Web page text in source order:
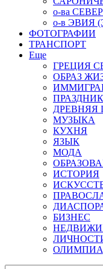
о-ва
о-в ЭВИЯ
ФОТОГРАФИИ
ТРАНСПОРТ
Еще
ГРЕЦИЯ
ОБРАЗ
ДРЕВНЯЯ
МУЗЫКА
КУХНЯ
ЯЗЫК
МОДА
ИСТОРИЯ
БИЗНЕС